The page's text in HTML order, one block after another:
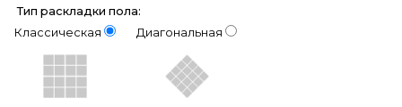
Тип раскладки пола:
Классическая
Диагональная